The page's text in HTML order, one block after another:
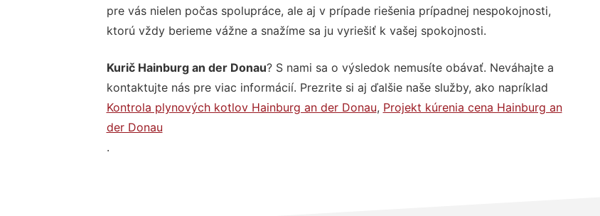
pre vás nielen počas spolupráce, ale aj v prípade riešenia prípadnej nespokojnosti,
ktorú vždy berieme vážne a snažíme sa ju vyriešiť k vašej spokojnosti.
Kurič Hainburg an der Donau? S nami sa o výsledok nemusíte obávať. Neváhajte a
kontaktujte nás pre viac informácií. Prezrite si aj ďalšie naše služby, ako napríklad
Kontrola plynových kotlov Hainburg an der Donau, Projekt kúrenia cena Hainburg an
der Donau
.